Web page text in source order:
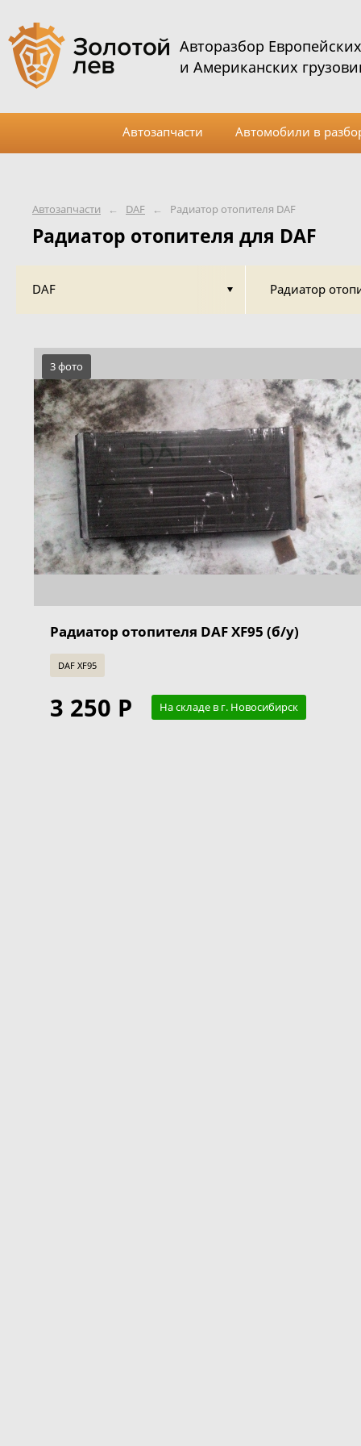
Автозапчасти ← DAF ← Радиатор отопителя DAF
Радиатор отопителя для DAF
DAF Радиатор
3 фото
Радиатор отопителя DAF XF95 (б/у)
DAF XF95
3 250 Р На складе в г. Новосибирск
Авторазбор Европейских
и Американских
Автозапчасти Автомобили в